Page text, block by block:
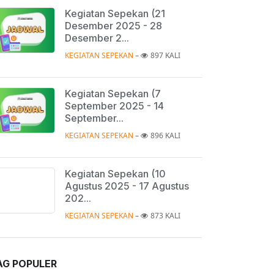
Kegiatan Sepekan (21
Desember 2025 - 28
Desember 2...
KEGIATAN SEPEKAN – 897 KALI
Kegiatan Sepekan (7
September 2025 - 14
September...
KEGIATAN SEPEKAN – 896 KALI
Kegiatan Sepekan (10
Agustus 2025 - 17 Agustus
202...
KEGIATAN SEPEKAN – 873 KALI
POPULER